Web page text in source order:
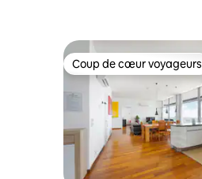
Coup de cœur voyageurs
Coup de cœur voyageurs